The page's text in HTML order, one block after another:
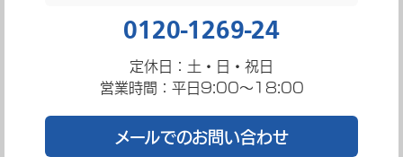
0120-1269-24
定休日：土・日・祝日
営業時間：平日9:00～18:00
メールでのお問い合わせ